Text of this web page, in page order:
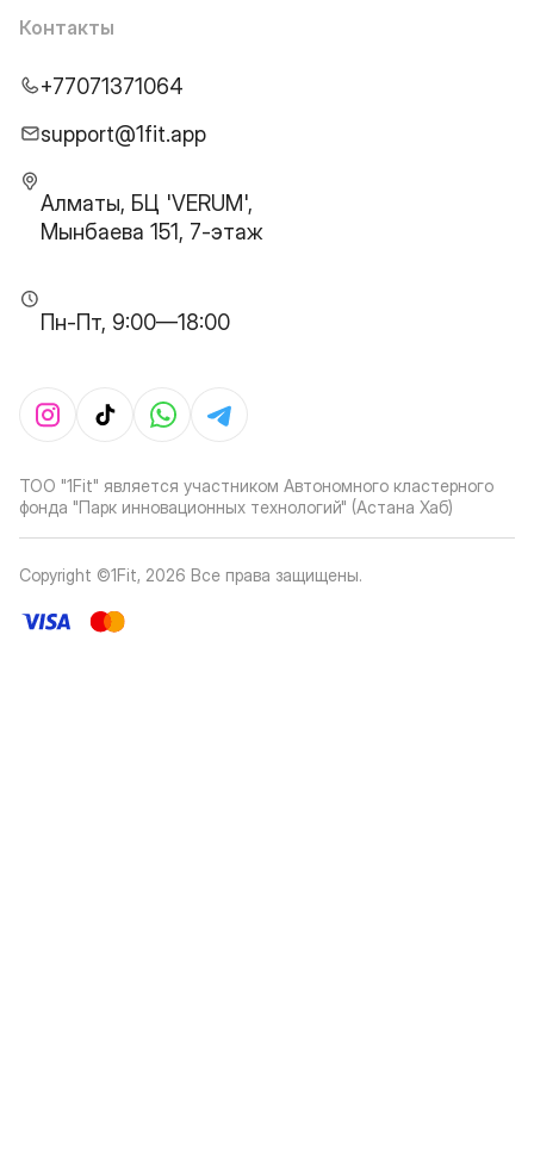
Контакты
+77071371064
support@1fit.app
Алматы, БЦ 'VERUM',
Мынбаева 151, 7-этаж
Пн-Пт, 9:00—18:00
ТОО "1Fit" является участником Автономного кластерного
фонда "Парк инновационных технологий" (Астана Хаб)
Copyright ©1Fit, 2026 Все права защищены.